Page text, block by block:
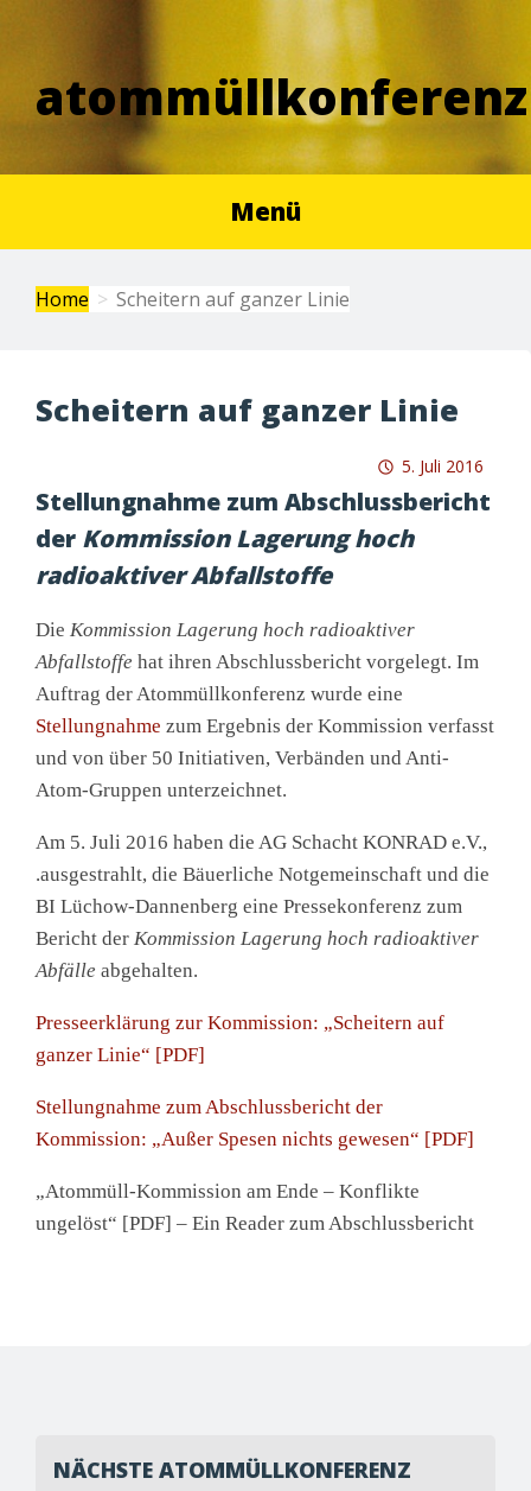
atommüllkonferenz
Menü
Home Scheitern auf ganzer Linie
Scheitern auf ganzer Linie
5. Juli 2016
Stellungnahme zum Abschlussbericht
der Kommission Lagerung hoch
radioaktiver Abfallstoffe
Die Kommission Lagerung hoch radioaktiver
Abfallstoffe hat ihren Abschlussbericht vorgelegt. Im
Auftrag der Atommüllkonferenz wurde eine
Stellungnahme zum Ergebnis der Kommission verfasst
und von über 50 Initiativen, Verbänden und Anti-
Atom-Gruppen unterzeichnet.
Am 5. Juli 2016 haben die AG Schacht KONRAD e.V.,
.ausgestrahlt, die Bäuerliche Notgemeinschaft und die
BI Lüchow-Dannenberg eine Pressekonferenz zum
Bericht der Kommission Lagerung hoch radioaktiver
Abfälle abgehalten.
Presseerklärung zur Kommission: „Scheitern auf
ganzer Linie“ [PDF]
Stellungnahme zum Abschlussbericht der
Kommission: „Außer Spesen nichts gewesen“ [PDF]
„Atommüll-Kommission am Ende – Konflikte
ungelöst“ [PDF] – Ein Reader zum Abschlussbericht
NÄCHSTE ATOMMÜLLKONFERENZ